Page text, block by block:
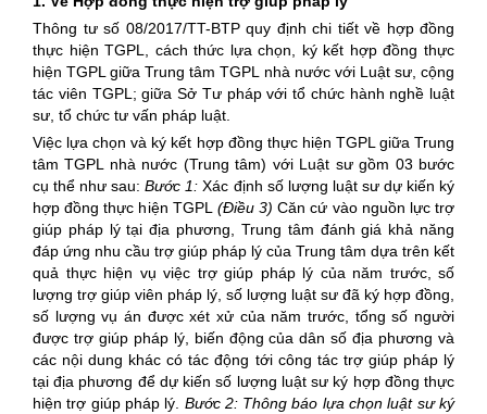
Thông tư số 08/2017/TT-BTP quy định chi tiết về hợp đồng
thực hiện TGPL, cách thức lựa chọn, ký kết hợp đồng thực
hiện TGPL giữa Trung tâm TGPL nhà nước với Luật sư, cộng
tác viên TGPL; giữa Sở Tư pháp với tổ chức hành nghề luật
sư, tổ chức tư vấn pháp luật.
Việc lựa chọn và ký kết hợp đồng thực hiện TGPL giữa Trung
tâm TGPL nhà nước (Trung tâm) với Luật sư gồm 03 bước
cụ thể như sau:Bước 1:Xác định số lượng luật sư dự kiến ký
hợp đồng thực hiện TGPL (Điều 3)Căn cứ vào nguồn lực trợ
giúp pháp lý tại địa phương, Trung tâm đánh giá khả năng
đáp ứng nhu cầu trợ giúp pháp lý của Trung tâm dựa trên kết
quả thực hiện vụ việc trợ giúp pháp lý của năm trước, số
lượng trợ giúp viên pháp lý, số lượng luật sư đã ký hợp đồng,
số lượng vụ án được xét xử của năm trước, tổng số người
được trợ giúp pháp lý, biến động của dân số địa phương và
các nội dung khác có tác động tới công tác trợ giúp pháp lý
tại địa phương để dự kiến số lượng luật sư ký hợp đồng thực
hiện trợ giúp pháp lý. Bước 2: Thông báo lựa chọnluật sưký